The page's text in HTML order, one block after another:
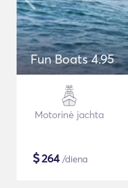
Fun Boats 4.95
Motorinė jachta
$264/diena